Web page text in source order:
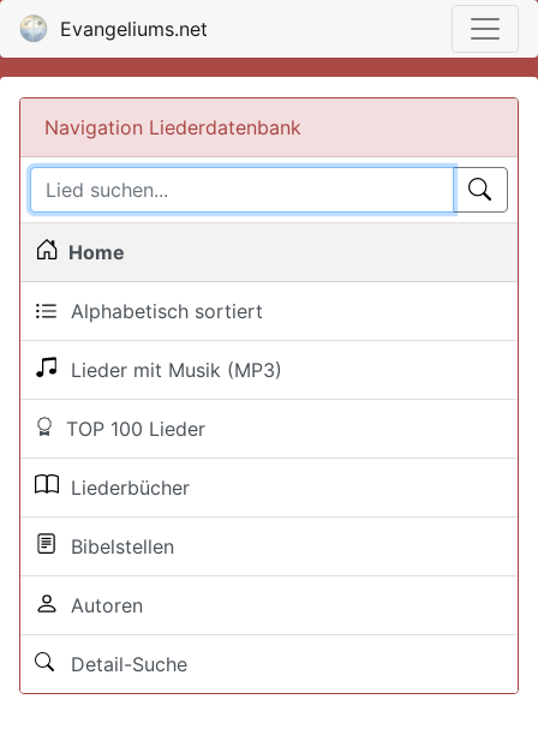
Evangeliums.net
Navigation Liederdatenbank
Home
Alphabetisch sortiert
Lieder mit Musik (MP3)
TOP 100 Lieder
Liederbücher
Bibelstellen
Autoren
Detail-Suche